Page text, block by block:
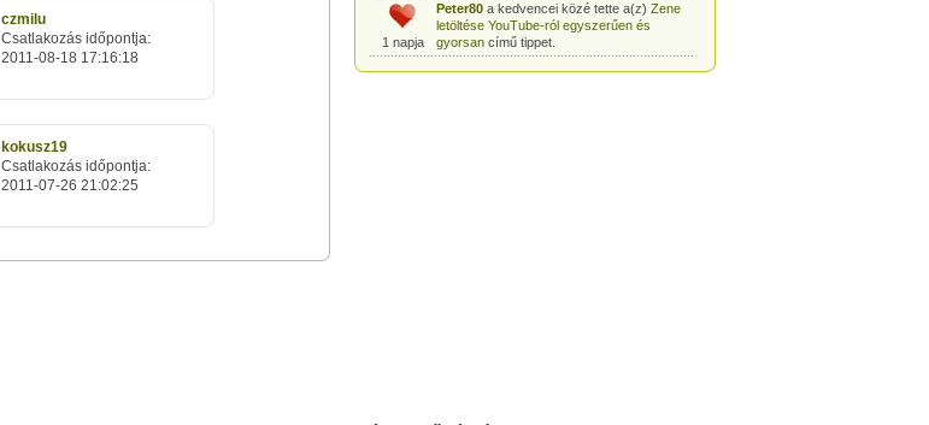
czmilu
Csatlakozás időpontja:
2011-08-18 17:16:18
kokusz19
Csatlakozás időpontja:
2011-07-26 21:02:25
1 napja
Peter80a kedvencei közé tette a(z) Zene
letöltése YouTube-ról egyszerűen és
gyorsancímű tippet.
Heni77a kedvencei közé tette a(z)Counter